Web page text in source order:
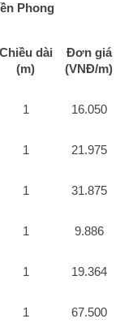
Phong
Chiều dài
(m)
Đơn giá
(VNĐ/m)
1 16.050
1 21.975
1 31.875
1 9.886
1 19.364
1 67.500